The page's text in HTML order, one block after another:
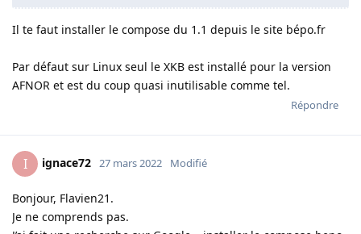
Il te faut installer le compose du 1.1 depuis le site bépo.fr
Par défaut sur Linux seul le XKB est installé pour la version
AFNOR et est du coup quasi inutilisable comme tel.
Répondre
I ignace72 27 mars 2022 Modifié
Bonjour, Flavien21.
Je ne comprends pas.